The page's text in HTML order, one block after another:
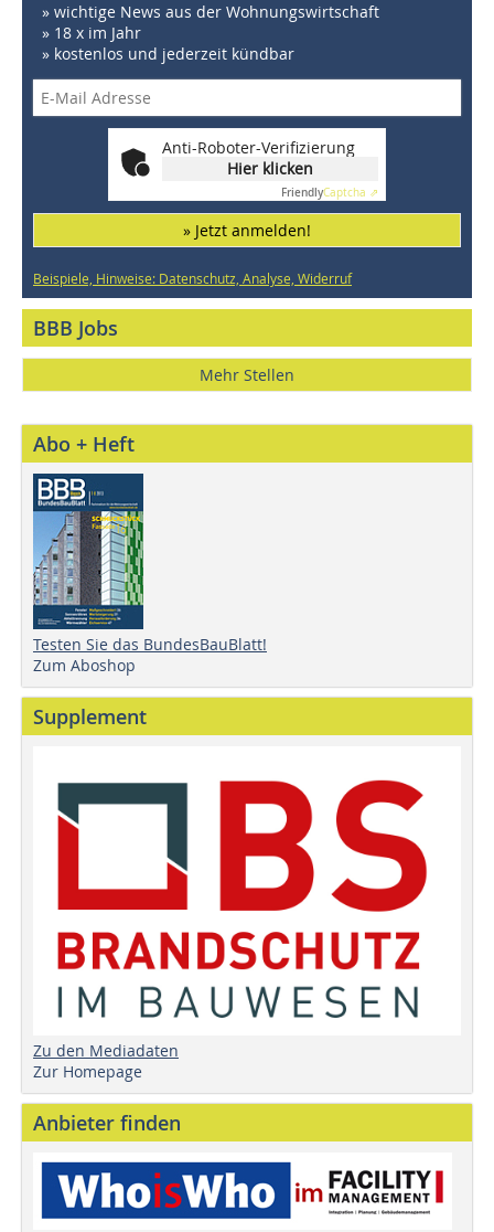
» wichtige News aus der Wohnungswirtschaft
» 18 x im Jahr
» kostenlos und jederzeit kündbar
Anti-Roboter-Verifizierung
Hier klicken
FriendlyCaptcha ⇗
» Jetzt anmelden!
Beispiele, Hinweise: Datenschutz, Analyse, Widerruf
BBB Jobs
Mehr Stellen
Abo + Heft
Testen Sie das BundesBauBlatt!
Zum Aboshop
Supplement
Zu den Mediadaten
Zur Homepage
Anbieter finden